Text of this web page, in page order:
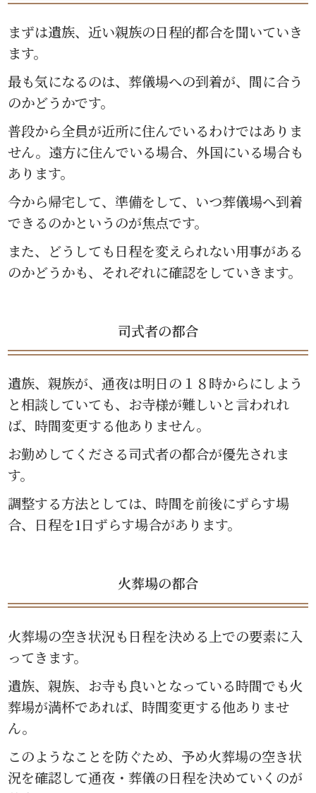
まずは遺族、近い親族の日程的都合を聞いていき
ます。
最も気になるのは、葬儀場への到着が、間に合う
のかどうかです。
普段から全員が近所に住んでいるわけではありま
せん。遠方に住んでいる場合、外国にいる場合も
あります。
今から帰宅して、準備をして、いつ葬儀場へ到着
できるのかというのが焦点です。
また、どうしても日程を変えられない用事がある
のかどうかも、それぞれに確認をしていきます。
司式者の都合
遺族、親族が、通夜は明日の１８時からにしよう
と相談していても、お寺様が難しいと言われれ
ば、時間変更する他ありません。
お勤めしてくださる司式者の都合が優先されま
す。
調整する方法としては、時間を前後にずらす場
合、日程を1日ずらす場合があります。
火葬場の都合
火葬場の空き状況も日程を決める上での要素に入
ってきます。
遺族、親族、お寺も良いとなっている時間でも火
葬場が満杯であれば、時間変更する他ありませ
ん。
このようなことを防ぐため、予め火葬場の空き状
況を確認して通夜・葬儀の日程を決めていくのが